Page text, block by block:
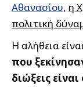
Αθανασίου, η
πολιτική
Η αλήθεια
που
διώξεις